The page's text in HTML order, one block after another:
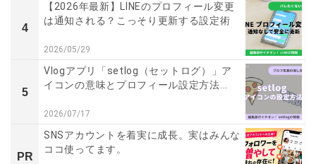
4
【2026年最新】LINEのプロフィール変更
は通知される？こっそり更新する設定術
2026/05/29
5
Vlogアプリ「setlog（セットログ）」ア
イコンの意味とプロフィール設定方法...
2026/07/17
PR
SNSアカウントを着実に成長。実はみんな
ココ使ってます。